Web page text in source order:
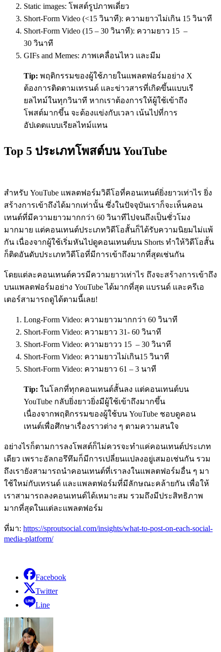
Static images: โพสต์รูปภาพเดี่ยว
Short-Form Video (<15 วินาที): ความยาวไม่เกิน 15 วินาที
Short-Form Video (15 – 30 วินาที): ความยาว 15 –
30 วินาที
GIFs and Memes: ภาพเคลื่อนไหว และมีม
Tip: พฤติกรรมของผู้ใช้ภายในแพลตฟอร์มอย่าง X
ต้องการติดตามเทรนด์ และข่าวสารที่เกิดขึ้นแบบเรี
ยลไทม์ในทุกวินาที หากเราต้องการให้ผู้ใช้เข้าถึง
โพสต์มากขึ้น จะต้องแข่งกับเวลา เน้นไปที่การ
อัปเดตแบบเรียลไทม์แทน
Top 5 ประเภทโพสต์บนYouTube
สำหรับ YouTube แพลตฟอร์มวิดีโอที่คอนเทนต์ยิ่งยาวเท่าไร ยิ่ง
สร้างการเข้าถึงได้มากเท่านั้น ซึ่งในปัจจุบันเราก็จะเห็นคอน
เทนต์ที่มีความยาวมากกว่า 60 วินาทีไปจนถึงเป็นชั่วโมง
มากมาย แต่คอนเทนต์ประเภทวิดีโอสั้นก็ได้รับความนิยมไม่แพ้
กัน เนื่องจากผู้ใช้เริ่มหันไปดูคอนเทนต์บน Shorts ทำให้วิดีโอสั้น
ก็ติดอันดับประเภทวิดีโอที่มีการเข้าถึงมากที่สุดเช่นกัน
โดยแต่ละคอนเทนต์ควรมีความยาวเท่าไร ถึงจะสร้างการเข้าถึง
บนแพลตฟอร์มอย่าง YouTube ได้มากที่สุด แบรนด์ และครีเอ
เตอร์สามารถดูได้ตามนี้เลย!
Long-Form Video: ความยาวมากกว่า 60 วินาที
Short-Form Video: ความยาว 31- 60 วินาที
Short-Form Video: ความยาวว 15 – 30 วินาที
Short-Form Video: ความยาวไม่เกิน15 วินาที
Short-Form Video: ความยาว 61 – 3 นาที
Tip: ในโลกที่ทุกคอนเทนต์สั้นลง แต่คอนเทนต์บน
YouTube กลับยิ่งยาวยิ่งมีผู้ใช้เข้าถึงมากขึ้น
เนื่องจากพฤติกรรมของผู้ใช้บน YouTube ชอบดูคอน
เทนต์เพื่อศึกษาเรื่องราวต่าง ๆ ตามความสนใจ
อย่างไรก็ตามการลงโพสต์ก็ไม่ควรจะทำแค่คอนเทนต์ประเภท
เดียว เพราะอัลกอรึทึมก็มีการเปลี่ยนแปลงอยู่เสมอเช่นกัน รวม
ถึงเรายังสามารถนำคอนเทนต์ที่เราลงในแพลตฟอร์มอื่น ๆ มา
ใช้ใหม่กับเทรนด์ และแพลตฟอร์มที่มีลักษณะคล้ายกัน เพื่อให้
เราสามารถลงคอนเทนต์ได้เหมาะสม รวมถึงมีประสิทธิภาพ
มากที่สุดในแต่ละแพลตฟอร์ม
ที่มา: https://sproutsocial.com/insights/what-to-post-on-each-social-
media-platform/
Facebook
Twitter
Line